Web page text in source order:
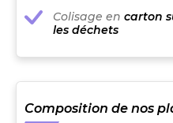
Colisage en carton
les déchets
Composition de nos